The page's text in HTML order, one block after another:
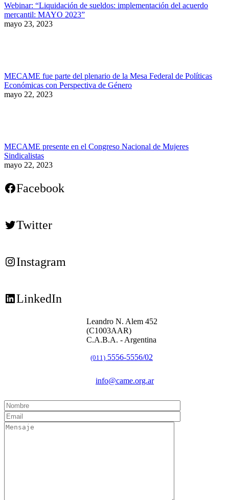
Webinar: “Liquidación de sueldos: implementación del acuerdo
mercantil: MAYO 2023”
mayo 23, 2023
MECAME fue parte del plenario de la Mesa Federal de Políticas
Económicas con Perspectiva de Género
mayo 22, 2023
MECAME presente en el Congreso Nacional de Mujeres
Sindicalistas
mayo 22, 2023
Facebook
Twitter
Instagram
LinkedIn
Leandro N. Alem 452
(C1003AAR)
C.A.B.A. - Argentina
(011) 5556-5556/02
info@came.org.ar